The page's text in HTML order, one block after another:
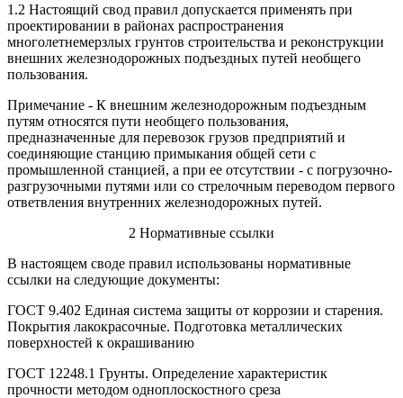
1.2 Настоящий свод правил допускается применять при
проектировании в районах распространения
многолетнемерзлых грунтов строительства и реконструкции
внешних железнодорожных подъездных путей необщего
пользования.
Примечание - К внешним железнодорожным подъездным
путям относятся пути необщего пользования,
предназначенные для перевозок грузов предприятий и
соединяющие станцию примыкания общей сети с
промышленной станцией, а при ее отсутствии - с погрузочно-
разгрузочными путями или со стрелочным переводом первого
ответвления внутренних железнодорожных путей.
2 Нормативные ссылки
В настоящем своде правил использованы нормативные
ссылки на следующие документы:
ГОСТ 9.402 Единая система защиты от коррозии и старения.
Покрытия лакокрасочные. Подготовка металлических
поверхностей к окрашиванию
ГОСТ 12248.1 Грунты. Определение характеристик
прочности методом одноплоскостного среза